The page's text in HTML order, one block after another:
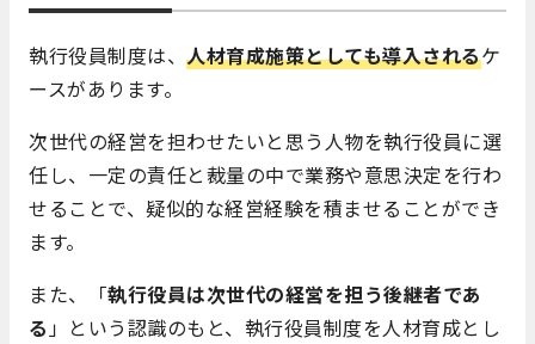
執行役員制度は、 人材育成施策としても導入されるケ
ースがあります。
次世代の経営を担わせたいと思う人物を執行役員に選
任し、一定の責任と裁量の中で業務や意思決定を行わ
せることで、疑似的な経営経験を積ませることができ
ます。
また、「執行役員は次世代の経営を担う後継者であ
る」という認識のもと、執行役員制度を人材育成とし